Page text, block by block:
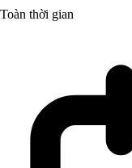
Toàn thời gian